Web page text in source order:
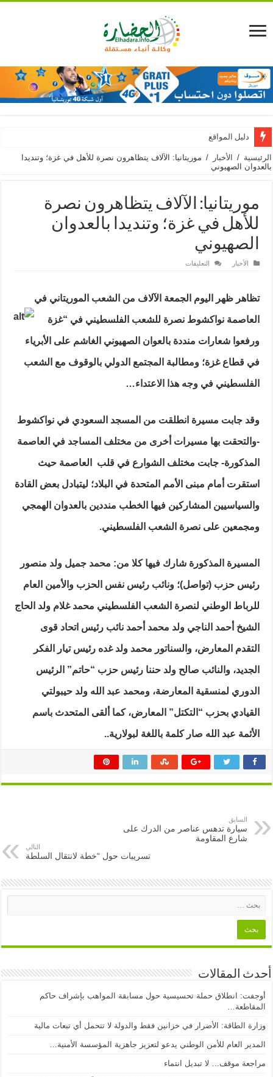
دليل المواقع
الرئيسية / الأخبار / موريتانيا: الآلاف يتظاهرون نصرة للأهل في غزة؛ وتنديدا
بالعدوان الصهيوني
موريتانيا: الآلاف يتظاهرون نصرة
للأهل في غزة؛ وتنديدا بالعدوان
الصهيوني
الأخبار التعليقات
للأهل
غزة؛
وتنديدا
الصهيوني
تظاهر ظهر اليوم الجمعة الآلاف من الشعب الموريتاني في
العاصمة نواكشوط نصرة للشعب الفلسطيني في “غزة
ورفعوا شعارات منددة بالعوان الصهيوني الغاشم على الأبرياء
في قطاع غزة؛ ومطالبة المجتمع الدولي بالوقوف مع الشعب
الفلسطيني في وجه هذا الاعتداء…
وقد جابت مسيرة انطلقت من المسجد السعودي في نواكشوط
-والتحقت بها مسيرات أخرى من مختلف المساجد في العاصمة
المذكورة- جابت مختلف الشوارع في قلب العاصمة حيث
استقرت أمام مبنى الأمم المتحدة في البلاد؛ ليتبادل بعض القادة
والسياسيين المشاركين فيها الخطب منددين بالعدوان الهمجي
ومجمعين على نصرة الشعب الفلسطيني.
المسيرة المذكورة شارك فيها كلا من: محمد جميل ولد منصور
رئيس حزب (تواصل)؛ ونائب رئيس نفس الحزب والأمين العام
للرباط الوطني لنصرة الشعب الفلسطيني محمد غلام ولد الحاج
الشيخ أحمد الناجي ولد محمد أحمد نائب رئيس اتحاد قوى
التقدم المعارض، والسناتور محمد ولد غده رئيس تيار الفكر
الجديد، والنائب صالح ولد حننا رئيس حزب “حاتم” الرئيس
الدوري لمنسقية المعارضة، ومحمد عبد الله ولد حيبولتي
القيادي بحزب “التكتل” المعارض، كما ألقى المتحدث باسم
الأئمة عبد الله صار كلمة باللغة لبولارية..
السابق
سيارة تدهس عناصر من الدرك على
شارع المقاومة
التالي
تسريبات حول “خطة لانتقال السلطة
أحدث المقالات
أوجفت: انطلاق حملة تحسيسية حول مسابقة المواهب بإشراف حاكم
المقاطعة…
وزارة الطاقة: الأضرار في خزانين فقط والدولة لا تتحمل أي تبعات مالية
المدير العام للأمن الوطني يدعو لتعزيز جاهزية المؤسسة الأمنية…
مراجعة موقف… لا تبديل انتماء